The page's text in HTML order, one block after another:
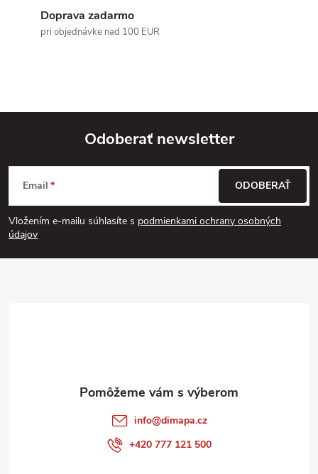
p
v
y
v
Doprava zadarmo
pri objednávke nad 100 EUR
Z
á
p
Odoberať newsletter
Email
Vložením e-mailu súhlasíte s podmienkami ochrany osobných
údajov
ODOBERAŤ
info@dimapa.cz
+420 777 121 500